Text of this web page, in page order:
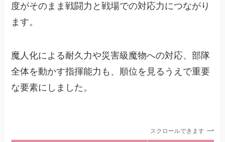
度がそのまま戦闘力と戦場での対応力につながり
ます。
魔人化による耐久力や災害級魔物への対応、部隊
全体を動かす指揮能力も、順位を見るうえで重要
な要素にしました。
スクロールできます